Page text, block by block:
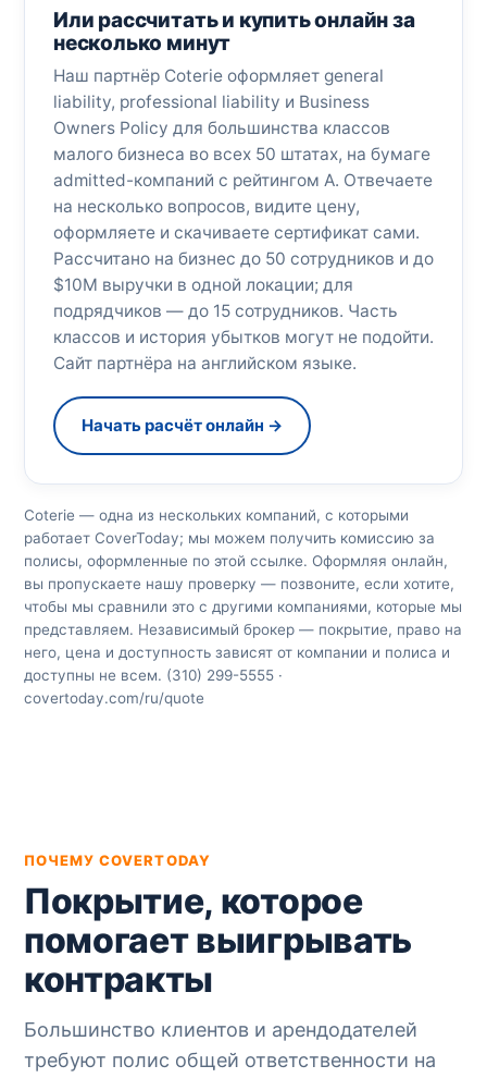
Или рассчитать и купить онлайн за
несколько минут
Наш партнёр Coterie оформляет general
liability, professional liability и Business
Owners Policy для большинства классов
малого бизнеса во всех 50 штатах, на бумаге
admitted-компаний с рейтингом A. Отвечаете
на несколько вопросов, видите цену,
оформляете и скачиваете сертификат сами.
Рассчитано на бизнес до 50 сотрудников и до
$10M выручки в одной локации; для
подрядчиков — до 15 сотрудников. Часть
классов и история убытков могут не подойти.
Сайт партнёра на английском языке.
Начать расчёт онлайн →
Coterie — одна из нескольких компаний, с которыми
работает CoverToday; мы можем получить комиссию за
полисы, оформленные по этой ссылке. Оформляя онлайн,
вы пропускаете нашу проверку — позвоните, если хотите,
чтобы мы сравнили это с другими компаниями, которые мы
представляем. Независимый брокер — покрытие, право на
него, цена и доступность зависят от компании и полиса и
доступны не всем. (310) 299-5555 ·
covertoday.com/ru/quote
ПОЧЕМУ COVERTODAY
Покрытие, которое
помогает выигрывать
контракты
Большинство клиентов и арендодателей
требуют полис общей ответственности на